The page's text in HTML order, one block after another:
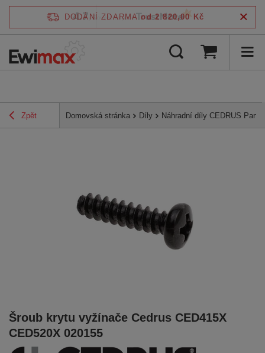
DODÁNÍ ZDARMA od 2 820,00 Kč
Zpět Domovská stránka Díly Náhradní díly CEDRUS Parts
Šroub krytu vyžínače Cedrus CED415X
CED520X 020155
4.7 /5 ověřeno podle